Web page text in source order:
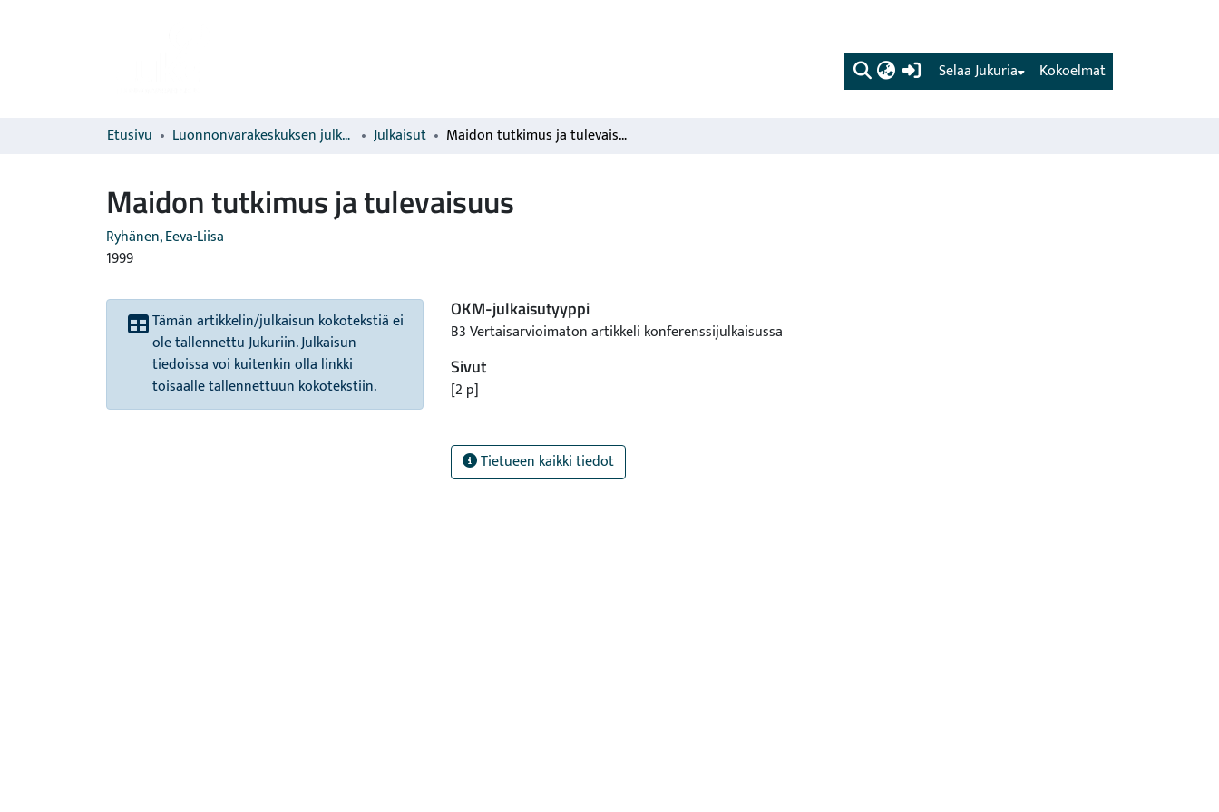
(current) Kokoelmat
Selaa Jukuria
Etusivu Luonnonvarakeskuksen julkaisut Julkaisut Maidon tutkimus ja tulevaisuus
Maidon tutkimus ja tulevaisuus
Ryhänen, Eeva-Liisa
1999
Tämän artikkelin/julkaisun kokotekstiä ei
ole tallennettu Jukuriin. Julkaisun
tiedoissa voi kuitenkin olla linkki
toisaalle tallennettuun kokotekstiin.
OKM-julkaisutyyppi
B3 Vertaisarvioimaton artikkeli konferenssijulkaisussa
Sivut
[2 p]
Tietueen kaikki tiedot